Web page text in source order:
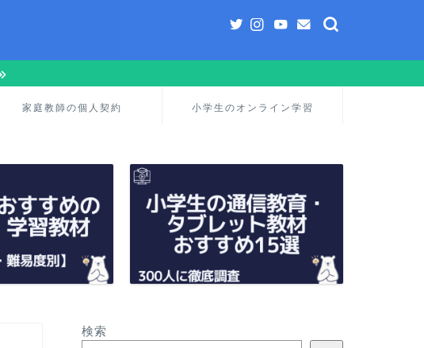
家庭教師の個人契約 小学生のオンライン学習
検索